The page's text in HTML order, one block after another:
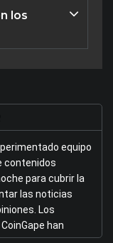
vender o
nunca antes.
los
NFT de
NFTs en
equipo
contenidos
para cubrir la
las noticias
Los
han